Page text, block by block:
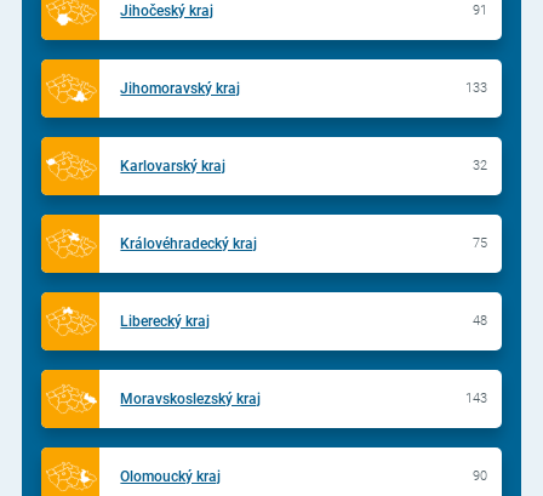
Jihočeský kraj 91
Jihomoravský kraj 133
Karlovarský kraj 32
Královéhradecký kraj 75
Liberecký kraj 48
Moravskoslezský kraj 143
Olomoucký kraj 90